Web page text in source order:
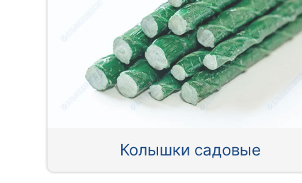
Колышки садовые